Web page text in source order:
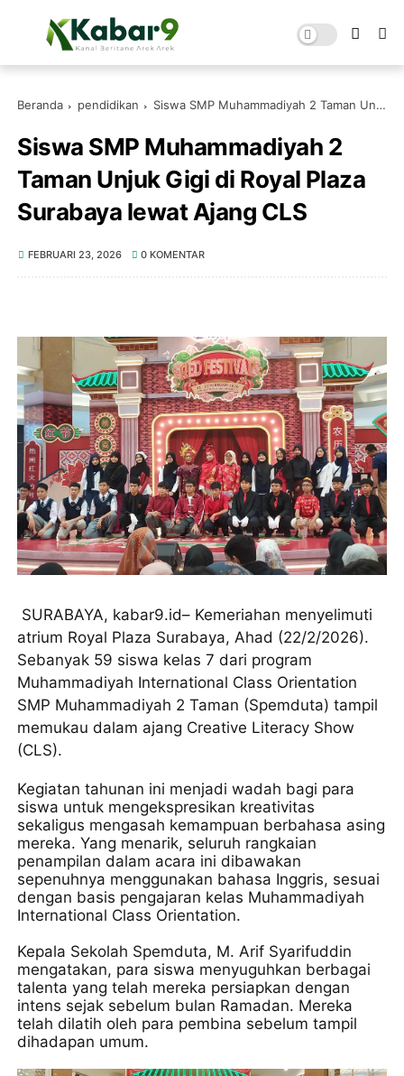
Beranda pendidikan Siswa SMP Muhammadiyah 2 Taman Unjuk Gigi di Royal Plaza Surabaya lewat Ajang CLS
Siswa SMP Muhammadiyah 2
Taman Unjuk Gigi di Royal Plaza
Surabaya lewat Ajang CLS
FEBRUARI 23, 2026 0 KOMENTAR
SURABAYA, kabar9.id– Kemeriahan menyelimuti
atrium Royal Plaza Surabaya, Ahad (22/2/2026).
Sebanyak 59 siswa kelas 7 dari program
Muhammadiyah International Class Orientation
SMP Muhammadiyah 2 Taman (Spemduta) tampil
memukau dalam ajang Creative Literacy Show
(CLS).
Kegiatan tahunan ini menjadi wadah bagi para
siswa untuk mengekspresikan kreativitas
sekaligus mengasah kemampuan berbahasa asing
mereka. Yang menarik, seluruh rangkaian
penampilan dalam acara ini dibawakan
sepenuhnya menggunakan bahasa Inggris, sesuai
dengan basis pengajaran kelas Muhammadiyah
International Class Orientation.
Kepala Sekolah Spemduta, M. Arif Syarifuddin
mengatakan, para siswa menyuguhkan berbagai
talenta yang telah mereka persiapkan dengan
intens sejak sebelum bulan Ramadan. Mereka
telah dilatih oleh para pembina sebelum tampil
dihadapan umum.